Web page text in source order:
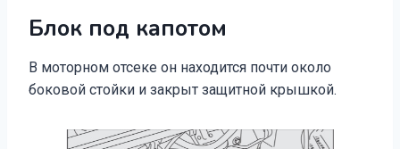
Блок под капотом
В моторном отсеке он находится почти около
боковой стойки и закрыт защитной крышкой.